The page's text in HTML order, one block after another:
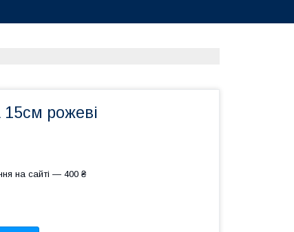
15см рожеві
на сайті — 400 ₴